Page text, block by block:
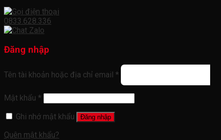
0833.628.336
Đăng nhập
Tên tài khoản hoặc địa chỉ email *
Mật khẩu *
Ghi nhớ mật khẩu
Đăng nhập
Quên mật khẩu?